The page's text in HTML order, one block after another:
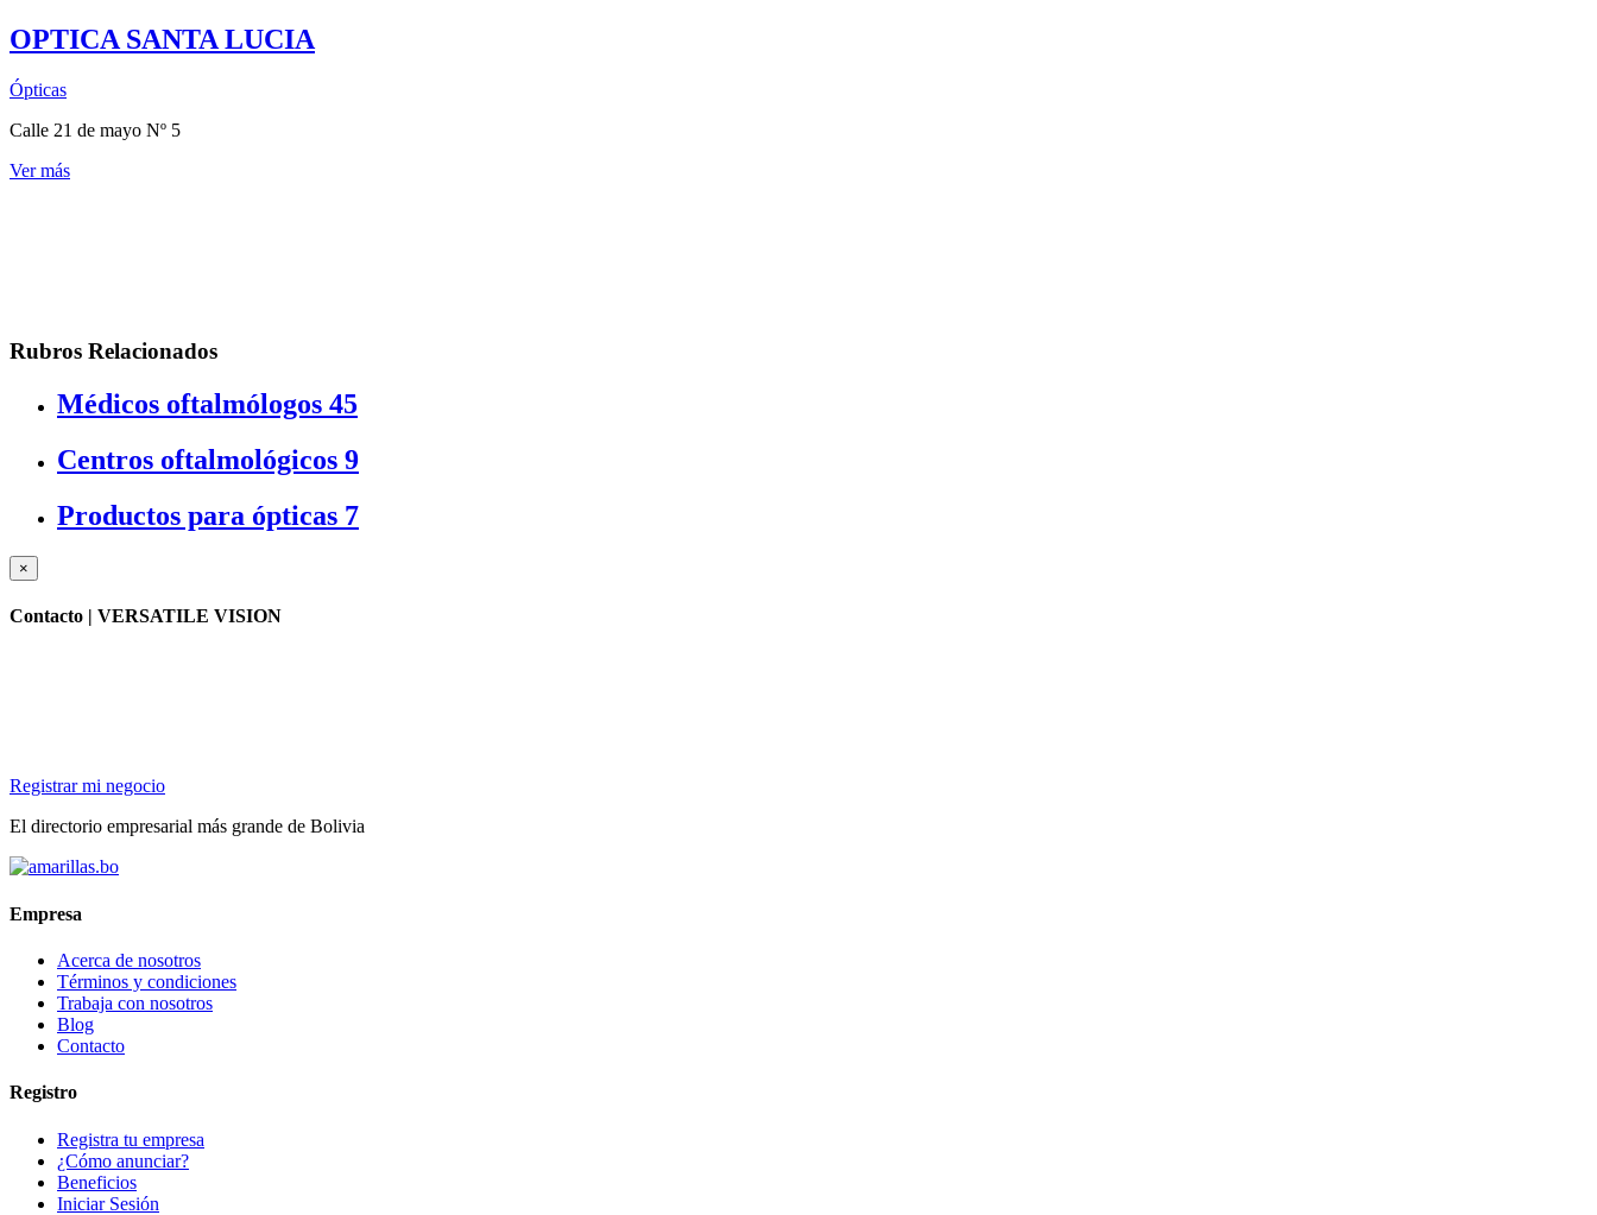
OPTICA SANTA LUCIA
Ópticas
Calle 21 de mayo Nº 5
Ver más
Rubros Relacionados
Médicos oftalmólogos 45
Centros oftalmológicos 9
Productos para ópticas 7
×
Contacto | VERSATILE VISION
Registrar mi negocio
El directorio empresarial más grande de Bolivia
Empresa
Acerca de nosotros
Términos y condiciones
Trabaja con nosotros
Blog
Contacto
Registro
Registra tu empresa
¿Cómo anunciar?
Beneficios
Iniciar Sesión